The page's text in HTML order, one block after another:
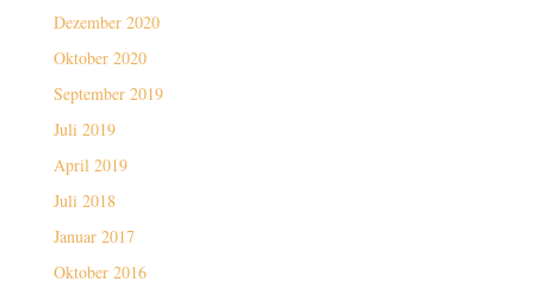
Dezember 2020
Oktober 2020
September 2019
Juli 2019
April 2019
Juli 2018
Januar 2017
Oktober 2016